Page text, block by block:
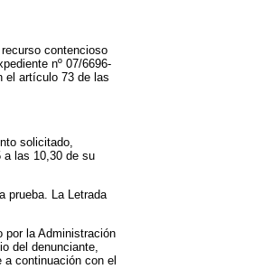
contencioso
nº 07/6696-
el artículo 73 de las
solicitado,
a las 10,30 de su
prueba. La Letrada
por la Administración
del denunciante,
continuación con el